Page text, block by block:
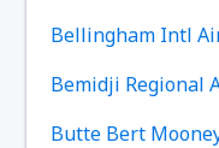
Bellingham Intl
Bemidji Regional
Butte Bert